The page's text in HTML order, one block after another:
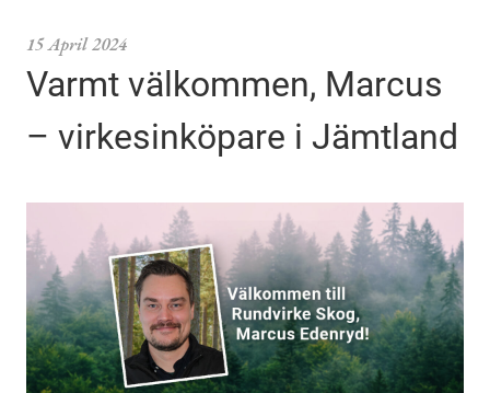
Sälja virke
Miljö & Hållbarhet
Virkesinköpare
Aktuellt
Kontakt
15 April 2024
Varmt välkommen, Marcus
– virkesinköpare i Jämtland